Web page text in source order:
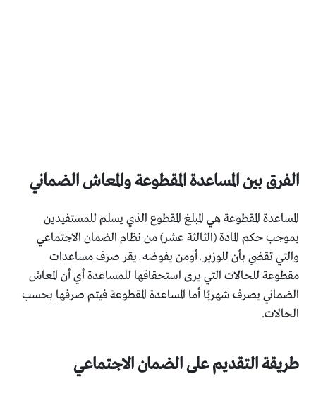
الفرق بين المساعدة المقطوعة والمعاش الضماني
المساعدة المقطوعة هي المبلغ المقطوع الذي يسلم للمستفيدين
بموجب حكم المادة (الثالثة عشر) من نظام الضمان الاجتماعي
والتي تقضي بأن للوزير ـ أومن يفوضه ـ يقر صرف مساعدات
مقطوعة للحالات التي يرى استحقاقها للمساعدة أي أن المعاش
الضماني يصرف شهريًا أما المساعدة المقطوعة فيتم صرفها بحسب
الحالات.
طريقة التقديم على الضمان الاجتماعي